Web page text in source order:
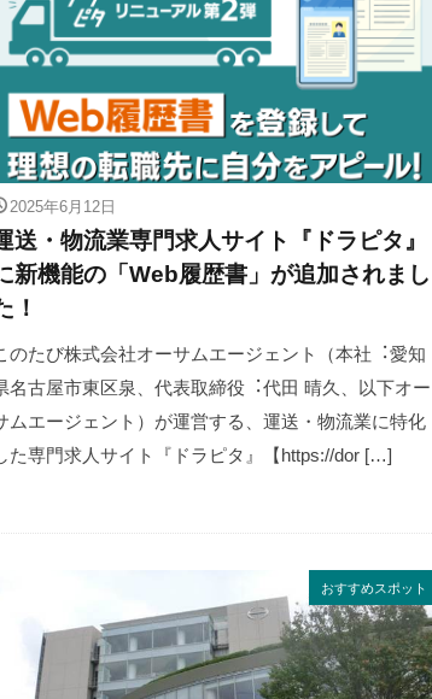
2025年6月12日
送・物流業専門求人サイト『ドラピタ』
新機能の「Web履歴書」が追加されまし
！
のたび株式会社オーサムエージェント（本社︓愛知
名古屋市東区泉、代表取締役︓代田 晴久、以下オー
ムエージェント）が運営する、運送・物流業に特化
た専⾨求⼈サイト『ドラピタ』【https://dor […]
おすすめスポット